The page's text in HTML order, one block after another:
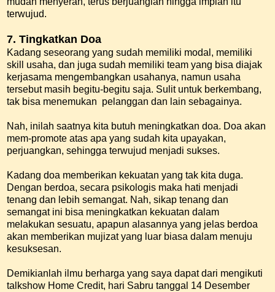
terwujud.
7. Tingkatkan Doa
Kadang seseorang yang sudah memiliki modal, memiliki
skill usaha, dan juga sudah memiliki team yang bisa diajak
kerjasama mengembangkan usahanya, namun usaha
tersebut masih begitu-begitu saja. Sulit untuk berkembang,
tak bisa menemukan pelanggan dan lain sebagainya.
Nah, inilah saatnya kita butuh meningkatkan doa. Doa akan
mem-promote atas apa yang sudah kita upayakan,
perjuangkan, sehingga terwujud menjadi sukses.
Kadang doa memberikan kekuatan yang tak kita duga.
Dengan berdoa, secara psikologis maka hati menjadi
tenang dan lebih semangat. Nah, sikap tenang dan
semangat ini bisa meningkatkan kekuatan dalam
melakukan sesuatu, apapun alasannya yang jelas berdoa
akan memberikan mujizat yang luar biasa dalam menuju
kesuksesan.
Demikianlah ilmu berharga yang saya dapat dari mengikuti
talkshow Home Credit, hari Sabru tanggal 14 Desember